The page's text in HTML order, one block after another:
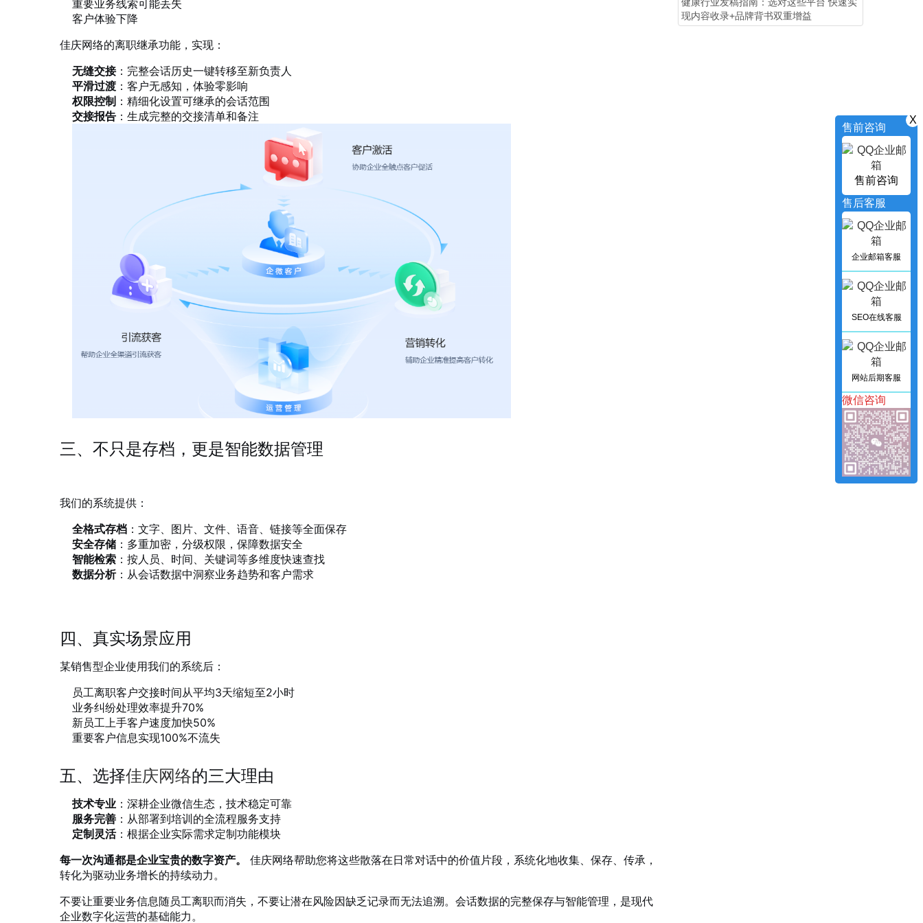
重要业务线索可能丢失
客户体验下降
佳庆网络的离职继承功能，实现：
无缝交接：完整会话历史一键转移至新负责人
平滑过渡 ：客户无感知，体验零影响
权限控制 ：精细化设置可继承的会话范围
交接报告 ：生成完整的交接清单和备注
三、不只是存档，更是智能数据管理
我们的系统提供：
全格式存档 ：文字、图片、文件、语音、链接等全面保存
安全存储 ：多重加密，分级权限，保障数据安全
智能检索 ：按人员、时间、关键词等多维度快速查找
数据分析：从会话数据中洞察业务趋势和客户需求
四、真实场景应用
某销售型企业使用我们的系统后：
员工离职客户交接时间从平均3天缩短至2小时
业务纠纷处理效率提升70%
新员工上手客户速度加快50%
重要客户信息实现100%不流失
五、选择佳庆网络的三大理由
技术专业 ：深耕企业微信生态，技术稳定可靠
服务完善 ：从部署到培训的全流程服务支持
定制灵活：根据企业实际需求定制功能模块
每一次沟通都是企业宝贵的数字资产。
佳庆网络帮助您将这些散落在日常对话中的价值片段，系统化地收集、保存、传承，
转化为驱动业务增长的持续动力。
不要让重要业务信息随员工离职而消失，不要让潜在风险因缺乏记录而无法追溯。会话数据的完整保存与智能管理，是现代
企业数字化运营的基础能力。
现内容收录+品牌背书双重增益
X
售前咨询
售前咨询
售后客服
企业邮箱客服
SEO在线客服
网站后期客服
微信咨询